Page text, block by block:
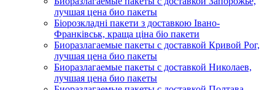
лучшая цена био пакеты
Біорозкладні пакети з доставкою Івано-
Франківськ, краща ціна біо пакети
Биоразлагаемые пакеты с доставкой Кривой Рог,
лучшая цена био пакеты
Биоразлагаемые пакеты с доставкой Николаев,
лучшая цена био пакеты